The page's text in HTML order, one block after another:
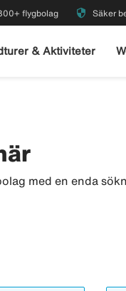
flygbolag security Säker
& Aktiviteter
med en enda